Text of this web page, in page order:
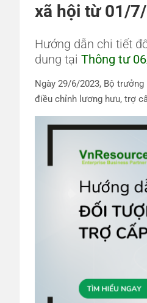
xã hội từ 01/
Hướng dẫn chi tiết
dung tại Thông tư
Ngày 29/6/2023, Bộ
điều chỉnh lương hưu, trợ